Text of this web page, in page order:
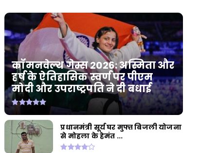
कॉमनवेल्थ गेम्स 2026: अस्मिता और
हर्ष के ऐतिहासिक स्वर्ण पर पीएम
मोदी और उपराष्ट्रपति ने दी बधाई
प्रधानमंत्री सूर्य घर मुफ्त बिजली योजना
से मोहला के हेमंत ...